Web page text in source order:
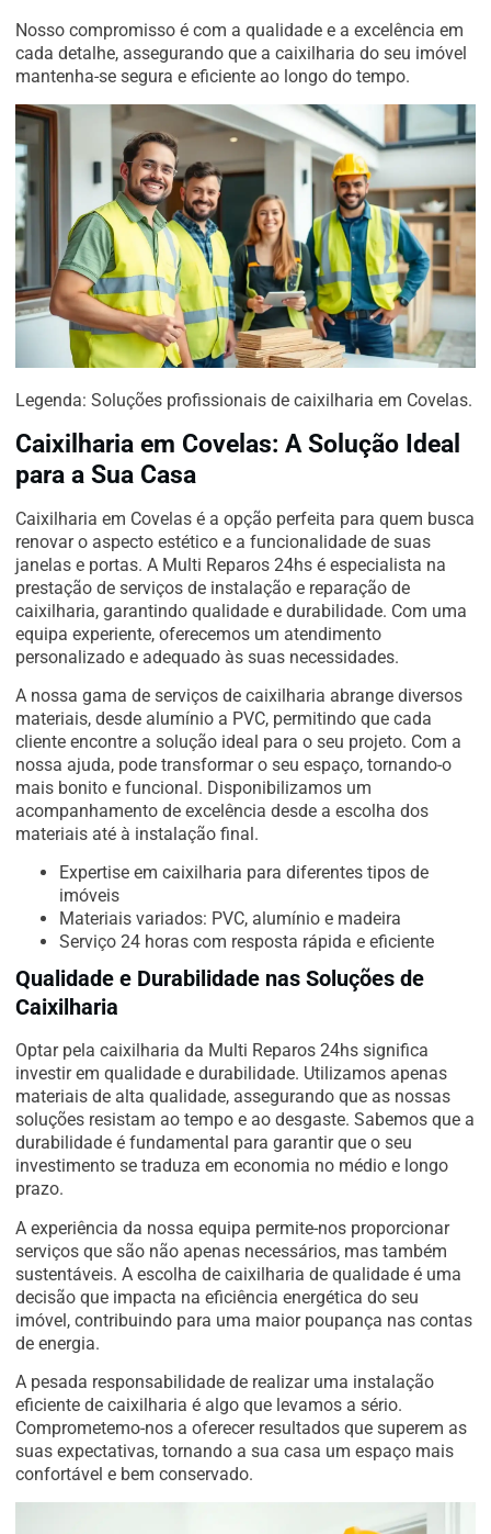
Nosso compromisso é com a qualidade e a excelência em
cada detalhe, assegurando que a caixilharia do seu imóvel
mantenha-se segura e eficiente ao longo do tempo.
Legenda: Soluções profissionais de caixilharia em Covelas.
Caixilharia em Covelas: A Solução Ideal
para a Sua Casa
Caixilharia em Covelas é a opção perfeita para quem busca
renovar o aspecto estético e a funcionalidade de suas
janelas e portas. A Multi Reparos 24hs é especialista na
prestação de serviços de instalação e reparação de
caixilharia, garantindo qualidade e durabilidade. Com uma
equipa experiente, oferecemos um atendimento
personalizado e adequado às suas necessidades.
A nossa gama de serviços de caixilharia abrange diversos
materiais, desde alumínio a PVC, permitindo que cada
cliente encontre a solução ideal para o seu projeto. Com a
nossa ajuda, pode transformar o seu espaço, tornando-o
mais bonito e funcional. Disponibilizamos um
acompanhamento de excelência desde a escolha dos
materiais até à instalação final.
Expertise em caixilharia para diferentes tipos de
imóveis
Materiais variados: PVC, alumínio e madeira
Serviço 24 horas com resposta rápida e eficiente
Qualidade e Durabilidade nas Soluções de
Caixilharia
Optar pela caixilharia da Multi Reparos 24hs significa
investir em qualidade e durabilidade. Utilizamos apenas
materiais de alta qualidade, assegurando que as nossas
soluções resistam ao tempo e ao desgaste. Sabemos que a
durabilidade é fundamental para garantir que o seu
investimento se traduza em economia no médio e longo
prazo.
A experiência da nossa equipa permite-nos proporcionar
serviços que são não apenas necessários, mas também
sustentáveis. A escolha de caixilharia de qualidade é uma
decisão que impacta na eficiência energética do seu
imóvel, contribuindo para uma maior poupança nas contas
de energia.
A pesada responsabilidade de realizar uma instalação
eficiente de caixilharia é algo que levamos a sério.
Comprometemo-nos a oferecer resultados que superem as
suas expectativas, tornando a sua casa um espaço mais
confortável e bem conservado.